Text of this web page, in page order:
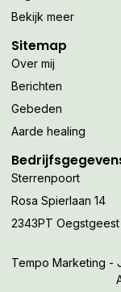
Bekijk meer
Sitemap
Over mij
Berichten
Gebeden
Aarde healing
Sterrenpoort
Rosa Spierlaan 14
2343PT Oegstgeest
Tempo Marketing -